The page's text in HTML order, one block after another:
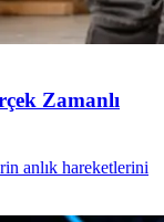
Zamanlı
anlık hareketlerini